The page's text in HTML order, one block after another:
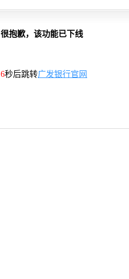
很抱歉，该功能已下线
6秒后跳转广发银行官网